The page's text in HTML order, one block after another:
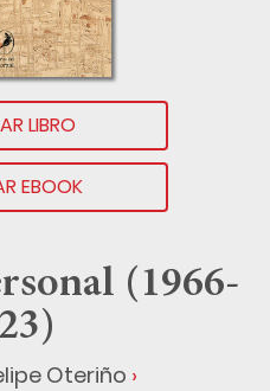
LIBRO
EBOOK
(1966-
Oteriño